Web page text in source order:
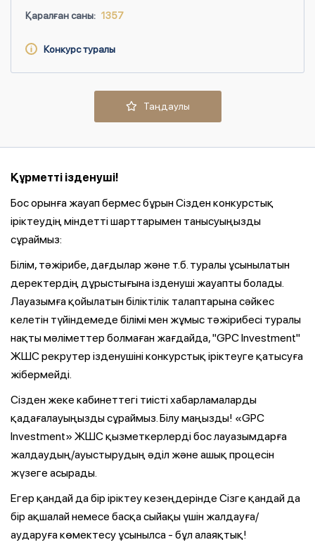
Қаралған саны: 1357
Конкурс туралы
Таңдаулы
Құрметті ізденуші!
Бос орынға жауап бермес бұрын Сізден конкурстық
іріктеудің міндетті шарттарымен танысуыңызды
сұраймыз:
Білім, тәжірибе, дағдылар және т.б. туралы ұсынылатын
деректердің дұрыстығына ізденуші жауапты болады.
Лауазымға қойылатын біліктілік талаптарына сәйкес
келетін түйіндемеде білімі мен жұмыс тәжірибесі туралы
нақты мәліметтер болмаған жағдайда, "GPC Investment"
ЖШС рекрутер ізденушіні конкурстық іріктеуге қатысуға
жібермейді.
Сізден жеке кабинеттегі тиісті хабарламаларды
қадағалауыңызды сұраймыз. Білу маңызды! «GPC
Investment» ЖШС қызметкерлерді бос лауазымдарға
жалдаудың/ауыстырудың әділ және ашық процесін
жүзеге асырады.
Егер қандай да бір іріктеу кезеңдерінде Сізге қандай да
бір ақшалай немесе басқа сыйақы үшін жалдауға/
аударуға көмектесу ұсынылса - бұл алаяқтық!